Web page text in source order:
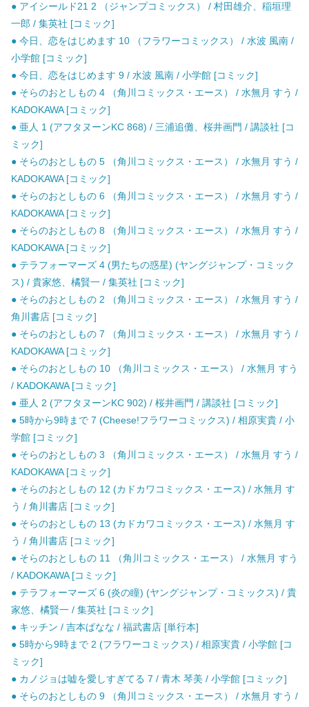
● アイシールド21 2 （ジャンプコミックス） / 村田雄介、稲垣理
一郎 / 集英社 [コミック]
● 今日、恋をはじめます 10 （フラワーコミックス） / 水波 風南 /
小学館 [コミック]
● 今日、恋をはじめます 9 / 水波 風南 / 小学館 [コミック]
● そらのおとしもの 4 （角川コミックス・エース） / 水無月 すう /
KADOKAWA [コミック]
● 亜人 1 (アフタヌーンKC 868) / 三浦追儺、桜井画門 / 講談社 [コ
ミック]
● そらのおとしもの 5 （角川コミックス・エース） / 水無月 すう /
KADOKAWA [コミック]
● そらのおとしもの 6 （角川コミックス・エース） / 水無月 すう /
KADOKAWA [コミック]
● そらのおとしもの 8 （角川コミックス・エース） / 水無月 すう /
KADOKAWA [コミック]
● テラフォーマーズ 4 (男たちの惑星) (ヤングジャンプ・コミック
ス) / 貴家悠、橘賢一 / 集英社 [コミック]
● そらのおとしもの 2 （角川コミックス・エース） / 水無月 すう /
角川書店 [コミック]
● そらのおとしもの 7 （角川コミックス・エース） / 水無月 すう /
KADOKAWA [コミック]
● そらのおとしもの 10 （角川コミックス・エース） / 水無月 すう
/ KADOKAWA [コミック]
● 亜人 2 (アフタヌーンKC 902) / 桜井画門 / 講談社 [コミック]
● 5時から9時まで 7 (Cheese!フラワーコミックス) / 相原実貴 / 小
学館 [コミック]
● そらのおとしもの 3 （角川コミックス・エース） / 水無月 すう /
KADOKAWA [コミック]
● そらのおとしもの 12 (カドカワコミックス・エース) / 水無月 す
う / 角川書店 [コミック]
● そらのおとしもの 13 (カドカワコミックス・エース) / 水無月 す
う / 角川書店 [コミック]
● そらのおとしもの 11 （角川コミックス・エース） / 水無月 すう
/ KADOKAWA [コミック]
● テラフォーマーズ 6 (炎の瞳) (ヤングジャンプ・コミックス) / 貴
家悠、橘賢一 / 集英社 [コミック]
● キッチン / 吉本ばなな / 福武書店 [単行本]
● 5時から9時まで 2 (フラワーコミックス) / 相原実貴 / 小学館 [コ
ミック]
● カノジョは嘘を愛しすぎてる 7 / 青木 琴美 / 小学館 [コミック]
● そらのおとしもの 9 （角川コミックス・エース） / 水無月 すう /